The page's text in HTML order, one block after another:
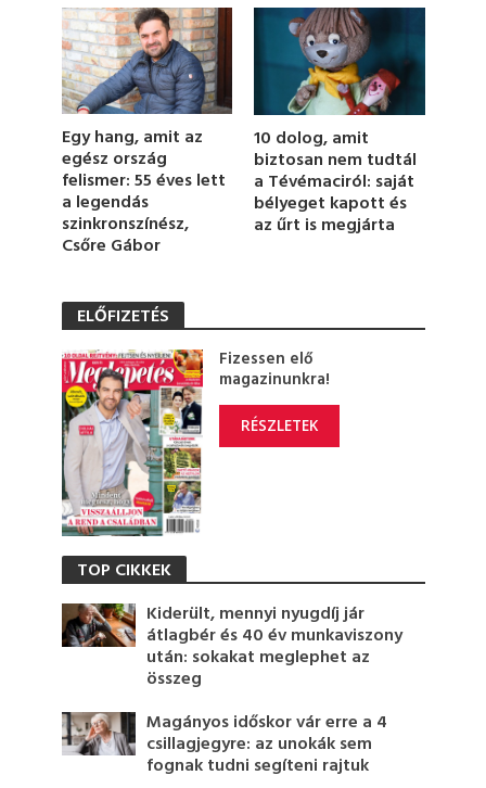
s
e
c
o
n
d
s
Egy hang, amit az
egész ország
felismer: 55 éves lett
a legendás
szinkronszínész,
Csőre Gábor
10 dolog, amit
biztosan nem tudtál
a Tévémaciról: saját
bélyeget kapott és
az űrt is megjárta
ELŐFIZETÉS
Fizessen elő
magazinunkra!
RÉSZLETEK
TOP CIKKEK
Kiderült, mennyi nyugdíj jár
átlagbér és 40 év munkaviszony
után: sokakat meglephet az
összeg
Magányos időskor vár erre a 4
csillagjegyre: az unokák sem
fognak tudni segíteni rajtuk